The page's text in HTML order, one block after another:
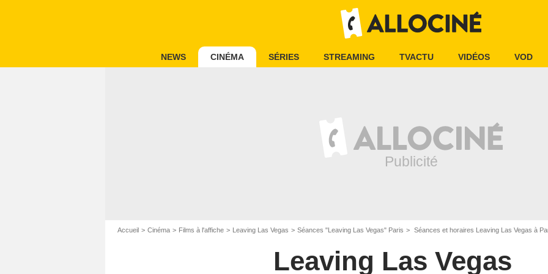
NEWS CINÉMA SÉRIES STREAMING TVACTU VIDÉOS VOD
Accueil Cinéma Films à l'affiche Leaving Las Vegas Séances "Leaving Las Vegas" Paris Séances et horaires Leaving Las Vegas à
Leaving Las Vegas